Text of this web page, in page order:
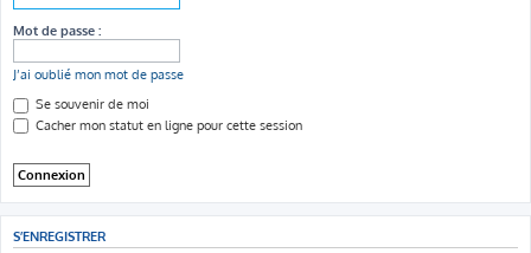
Mot de passe :
J’ai oublié mon mot de passe
Se souvenir de moi
Cacher mon statut en ligne pour cette session
S’ENREGISTRER